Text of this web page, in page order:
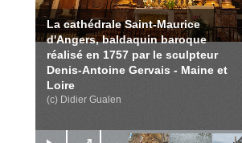
La cathédrale Saint-Maurice
d'Angers, baldaquin baroque
réalisé en 1757 par le sculpteur
Denis-Antoine Gervais - Maine et
Loire
(c) Didier Gualen